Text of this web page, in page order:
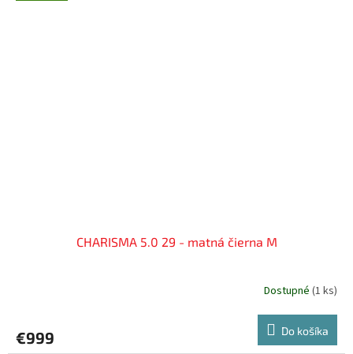
CHARISMA 5.0 29 - matná čierna M
Dostupné (1 ks)
€999 Do košíka